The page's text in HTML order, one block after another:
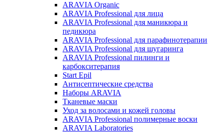
ARAVIA Organic
ARAVIA Professional для лица
ARAVIA Professional для маникюра и
педикюра
ARAVIA Professional для парафинотерапии
ARAVIA Professional для шугаринга
ARAVIA Professional пилинги и
карбокситерапия
Start Epil
Антисептические средства
Наборы ARAVIA
Тканевые маски
Уход за волосами и кожей головы
ARAVIA Professional полимерные воски
ARAVIA Laboratories